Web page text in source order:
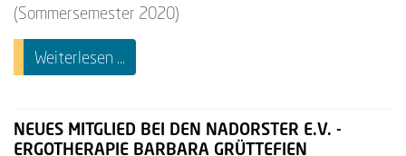
(Sommersemester 2020)
Weiterlesen ...
NEUES MITGLIED BEI DEN NADORSTER E.V. -
ERGOTHERAPIE BARBARA GRÜTTEFIEN